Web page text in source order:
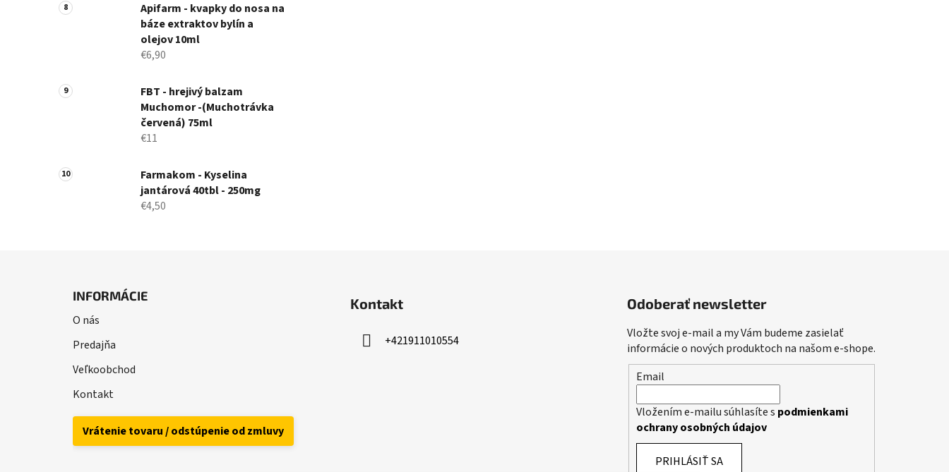
Apifarm - kvapky do nosa na
báze extraktov bylín a
olejov 10ml
€6,90
FBT - hrejivý balzam
Muchomor -(Muchotrávka
červená) 75ml
€11
Farmakom - Kyselina
jantárová 40tbl - 250mg
€4,50
INFORMÁCIE
O nás
Predajňa
Veľkoobchod
Kontakt
Vrátenie tovaru / odstúpenie od zmluvy
Kontakt
+421911010554
Odoberať newsletter
Vložte svoj e-mail a my Vám budeme zasielať
informácie o nových produktoch na našom e-shope.
Email
Vložením e-mailu súhlasíte s podmienkami
ochrany osobných údajov
PRIHLÁSIŤ SA